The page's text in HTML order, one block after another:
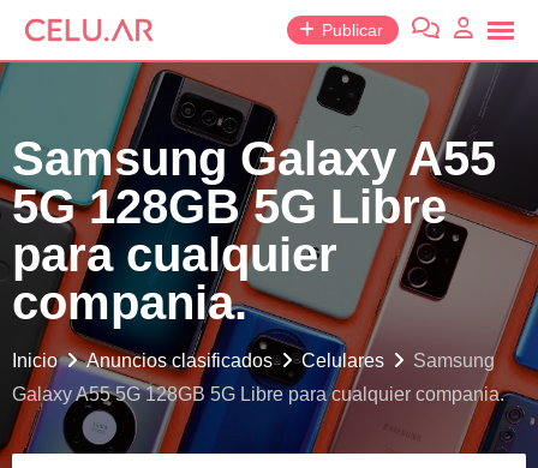
saltar
contenido
Publicar
Samsung Galaxy A55
5G 128GB 5G Libre
para cualquier
compania.
Inicio Anuncios clasificados Celulares
Samsung
Galaxy A55 5G 128GB 5G Libre para cualquier compania.